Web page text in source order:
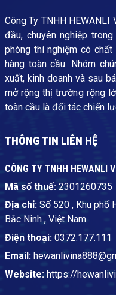
Công Ty TNHH
đầu, chuyên nghiệp
phòng thí nghiệm có
hàng toàn cầu. Nhóm
xuất, kinh doanh và sau
mở rộng thị trường rộng
toàn cầu là đối tác chiến
THÔNG TIN LIÊN HỆ
CÔNG TY TNHH HEWANLI
Mã số thuế: 2301260735
Địa chỉ: Số 520 , Khu phố
Bắc Ninh , Việt Nam
Điện thoại: 0372.177.111
Email:
Website: https://